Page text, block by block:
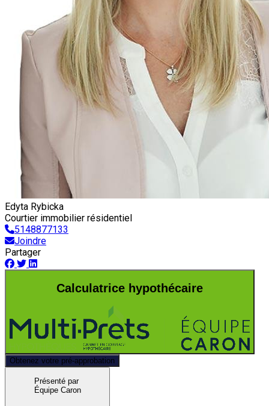
Edyta Rybicka
Courtier immobilier résidentiel
5148877133
Joindre
Partager
Calculatrice hypothécaire
Obtenez votre pré-approbation
Présenté par
Équipe Caron